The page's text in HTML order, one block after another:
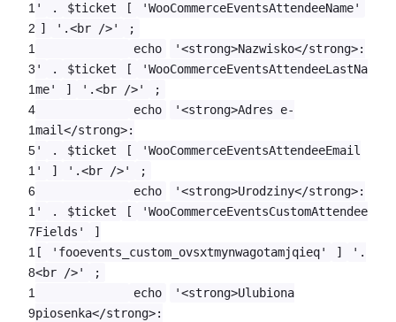
1
2
1
3
1
4
1
5
1
6
1
7
1
8
1
9
'
. $ticket [
'WooCommerceEventsAttendeeName'
]
'.<br />'
;
echo
'<strong>Nazwisko</strong>:
'
. $ticket [
'WooCommerceEventsAttendeeLastNa
me'
] '.<br />'
;
echo
'<strong>Adres e-
mail</strong>:
'
. $ticket [
'WooCommerceEventsAttendeeEmail
'
] '.<br />'
;
echo
'<strong>Urodziny</strong>:
'
. $ticket [
'WooCommerceEventsCustomAttendee
Fields'
]
[
'fooevents_custom_ovsxtmynwagotamjqieq' ]
'.
<br />'
;
echo
'<strong>Ulubiona
piosenka</strong>: